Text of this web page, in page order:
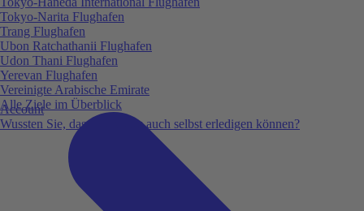
Account
Wussten Sie, dass Sie vieles auch selbst erledigen können?
Tokyo-Narita Flughafen
Trang Flughafen
Ubon Ratchathanii Flughafen
Udon Thani Flughafen
Yerevan Flughafen
Vereinigte Arabische Emirate
Alle Ziele im Überblick